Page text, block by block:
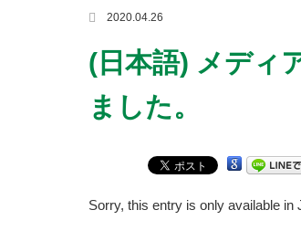
2020.04.26
(日本語) メディ
ました。
Sorry, this entry is only available in